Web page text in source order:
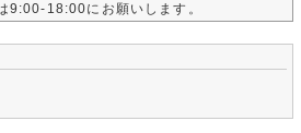
9:00-18:00にお願いします。